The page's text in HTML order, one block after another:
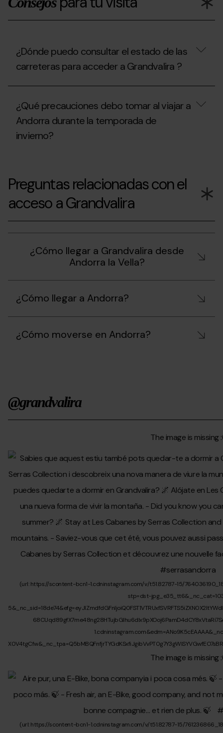
¿Dónde puedo consultar el estado de las
carreteras para acceder a Grandvalira ?
¿Qué precauciones debo tomar al viajar a
Andorra durante la temporada de
invierno?
Preguntas relacionadas con el
acceso a Grandvalira
¿Cómo llegar a Grandvalira desde
Andorra la Vella?
¿Cómo llegar a Andorra?
¿Cómo moverse en Andorra?
@grandvalira